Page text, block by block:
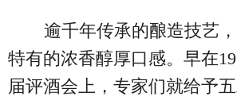
逾千年传承的酿造技艺
特有的浓香醇厚口感。早在
届评酒会上，专家们就给予